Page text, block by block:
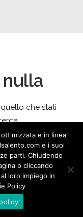
che stati
e in linea
e i suoi
parti. Chiudendo
o cliccando
loro impiego in
Policy